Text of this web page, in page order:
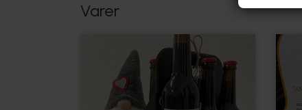
Varer